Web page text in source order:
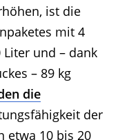
ist die
mit 4
Liter und – dank
– 89 kg
die
der
etwa 10 bis 20